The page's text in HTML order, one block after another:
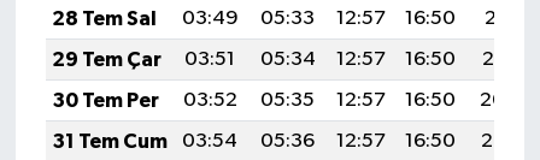
28 Tem Sal
03:49 05:33 12:57 16:50
20:11
29 Tem Çar
03:51 05:34 12:57 16:50
20:10
30 Tem Per
03:52 05:35 12:57 16:50
20:09
31 Tem Cum
03:54 05:36 12:57 16:50
20:08